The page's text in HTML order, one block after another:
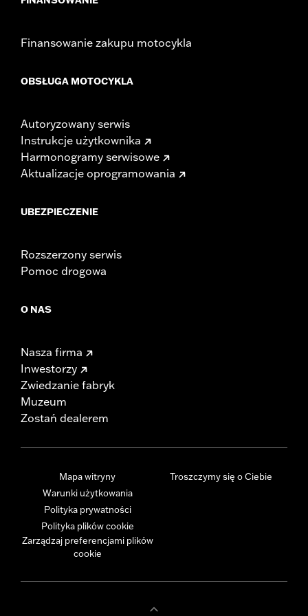
Finansowanie zakupu motocykla
OBSŁUGA MOTOCYKLA
Autoryzowany serwis
Instrukcje użytkownika
Harmonogramy serwisowe
Aktualizacje oprogramowania
UBEZPIECZENIE
Rozszerzony serwis
Pomoc drogowa
O NAS
Nasza firma
Inwestorzy
Zwiedzanie fabryk
Muzeum
Zostań dealerem
Mapa witryny
Warunki użytkowania
Polityka prywatności
Polityka plików cookie
Zarządzaj preferencjami plików
cookie
Troszczymy się o Ciebie